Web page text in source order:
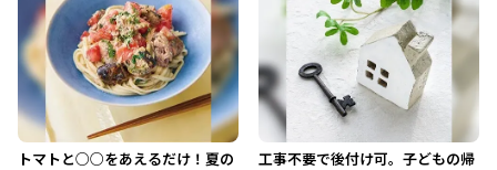
トマトと○○をあえるだけ！夏の
工事不要で後付け可。子どもの帰